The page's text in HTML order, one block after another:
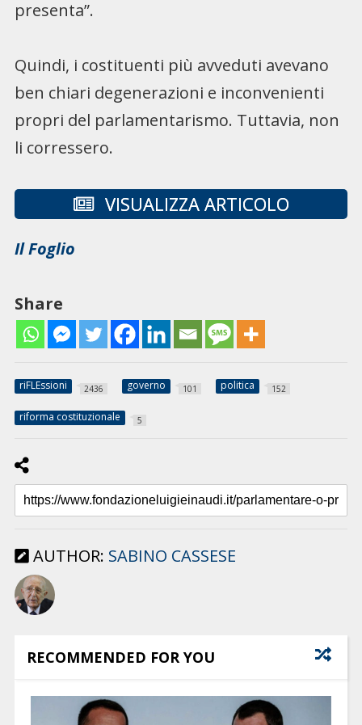
presenta”.
Quindi, i costituenti più avveduti avevano
ben chiari degenerazioni e inconvenienti
propri del parlamentarismo. Tuttavia, non
li corressero.
VISUALIZZA ARTICOLO
Il Foglio
Share
riFLEssioni 2436 governo 101 politica 152
riforma costituzionale 5
AUTHOR: SABINO CASSESE
RECOMMENDED FOR YOU